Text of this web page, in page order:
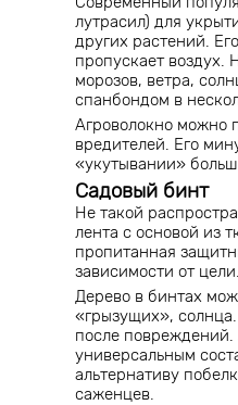
лутрасил) для
других растений.
пропускает воздух.
морозов, ветра,
спанбондом в
Агроволокно можно
вредителей. Его
«укутывании»
Садовый бинт
Не такой
лента с основой из
пропитанная
зависимости от цели.
Дерево в бинтах
«грызущих»,
после
универсальным
альтернативу
саженцев.